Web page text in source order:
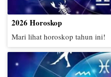
2026 Horoskop
Mari lihat horoskop tahun ini!